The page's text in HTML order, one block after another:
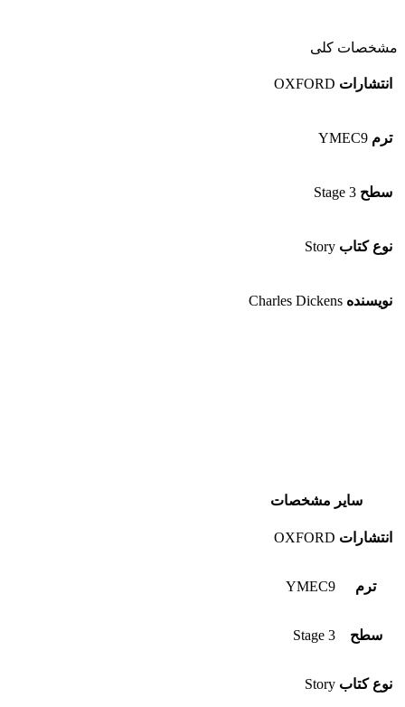
مشخصات کلی
انتشارات OXFORD
ترم YMEC9
سطح Stage 3
نوع کتاب Story
نویسنده Charles Dickens
سایر مشخصات
انتشارات OXFORD
ترم YMEC9
سطح Stage 3
نوع کتاب Story